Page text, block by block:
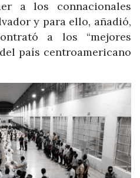
a los connacionales
y para ello, añadió,
a los “mejores
país centroamericano